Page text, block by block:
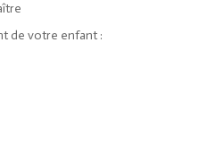
de votre enfant :